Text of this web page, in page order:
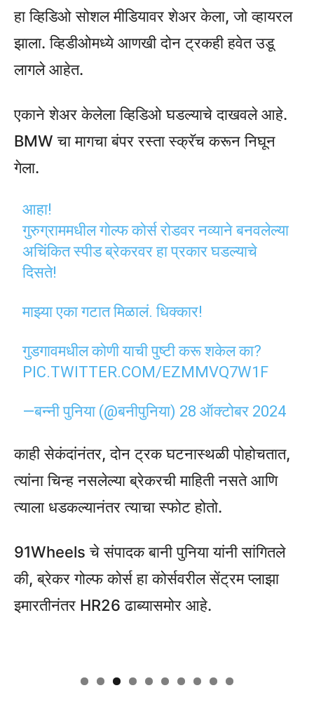
हा व्हिडिओ सोशल मीडियावर शेअर केला, जो व्हायरल
झाला. व्हिडीओमध्ये आणखी दोन ट्रकही हवेत उडू
लागले आहेत.
एकाने शेअर केलेला व्हिडिओ घडल्याचे दाखवले आहे.
BMW चा मागचा बंपर रस्ता स्क्रॅच करून निघून
गेला.
आहा!
गुरुग्राममधील गोल्फ कोर्स रोडवर नव्याने बनवलेल्या
अचिंकित स्पीड ब्रेकरवर हा प्रकार घडल्याचे
दिसते!
माझ्या एका गटात मिळालं. धिक्कार!
गुडगावमधील कोणी याची पुष्टी करू शकेल का?
PIC.TWITTER.COM/EZMMVQ7W1F
—बन्नी पुनिया (@बनीपुनिया) 28 ऑक्टोबर 2024
काही सेकंदांनंतर, दोन ट्रक घटनास्थळी पोहोचतात,
त्यांना चिन्ह नसलेल्या ब्रेकरची माहिती नसते आणि
त्याला धडकल्यानंतर त्याचा स्फोट होतो.
91Wheels चे संपादक बानी पुनिया यांनी सांगितले
की, ब्रेकर गोल्फ कोर्स हा कोर्सवरील सेंट्रम प्लाझा
इमारतीनंतर HR26 ढाब्यासमोर आहे.